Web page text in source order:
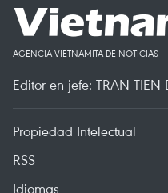
AGENCIA VIETNAMITA DE NOTICIAS
Editor en jefe: TRAN TIEN
Propiedad Intelectual
RSS
Idiomas